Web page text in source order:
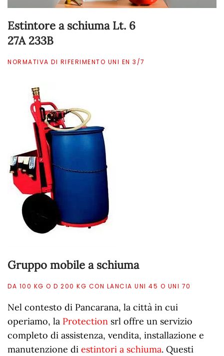
Estintore a schiuma Lt. 6
27A 233B
NORMATIVA DI RIFERIMENTO UNI EN 3/7
Gruppo mobile a schiuma
DA 100 KG O D 200 KG CON LANCIA UNI 45 O UNI 70
Nel contesto di Pancarana, la città in cui
operiamo, la Protection srl offre un servizio
completo di assistenza, vendita, installazione e
manutenzione di estintori a schiuma. Questi